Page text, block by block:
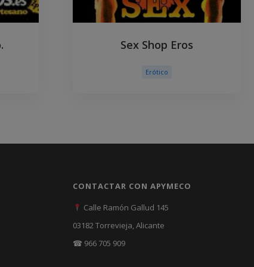
Sex Shop Eros
Erótico
CONTACTAR CON APYMECO
Calle Ramón Gallud 145
03182 Torrevieja, Alicante
☎ 966 705 909